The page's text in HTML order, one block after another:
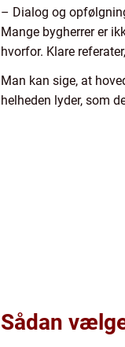
– Dialog og
Mange bygherrer er
hvorfor. Klare
Man kan sige, at
helheden lyder, som
Sådan